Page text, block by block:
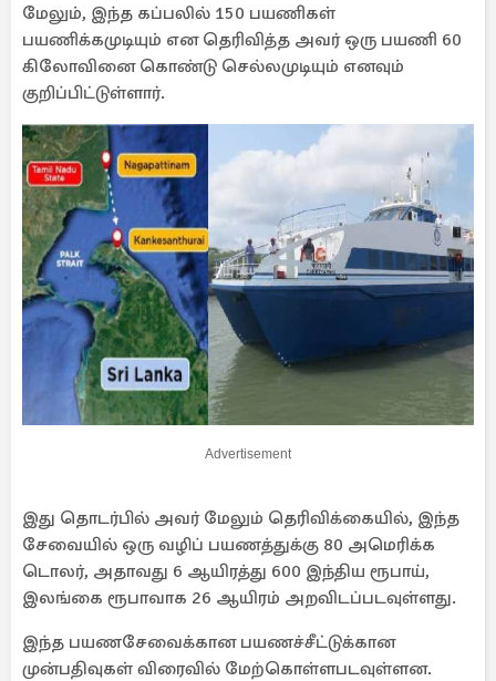
மேலும், இந்த கப்பலில் 150 பயணிகள்
பயணிக்கமுடியும் என தெரிவித்த அவர் ஒரு பயணி 60
கிலோவினை கொண்டு செல்லமுடியும் எனவும்
குறிப்பிட்டுள்ளார்.
Advertisement
இது தொடர்பில் அவர் மேலும் தெரிவிக்கையில், இந்த
சேவையில் ஒரு வழிப் பயணத்துக்கு 80 அமெரிக்க
டொலர், அதாவது 6 ஆயிரத்து 600 இந்திய ரூபாய்,
இலங்கை ரூபாவாக 26 ஆயிரம் அறவிடப்படவுள்ளது.
இந்த பயணசேவைக்கான பயணச்சீட்டுக்கான
முன்பதிவுகள் விரைவில் மேற்கொள்ளபடவுள்ளன.